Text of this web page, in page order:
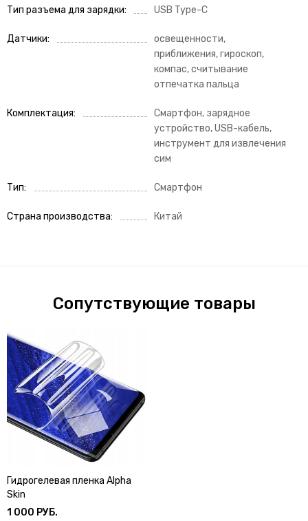
Тип разъема для зарядки USB Type-C
Датчики
освещенности,
приближения, гироскоп,
компас, считывание
отпечатка пальца
Комплектация
Смартфон, зарядное
устройство, USB-кабель,
инструмент для извлечения
сим
Тип Смартфон
Страна производства Китай
Сопутствующие товары
Гидрогелевая пленка Alpha
Skin
1 000 РУБ.